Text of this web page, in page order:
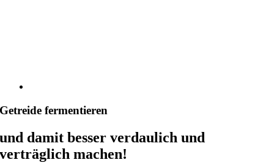
Getreide fermentieren
und damit besser verdaulich und
verträglich machen!